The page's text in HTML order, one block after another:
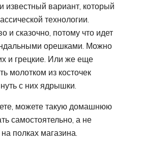
известный вариант, который
технологии.
и сказочно, потому что идет
орешками. Можно
и грецкие. Или же еще
молотком из косточек
с них ядрышки.
можете такую домашнюю
самостоятельно, а не
полках магазина.